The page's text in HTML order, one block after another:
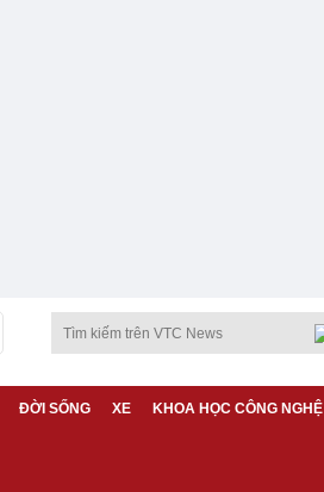
ĐỜI SỐNG XE KHOA HỌC CÔNG NGHỆ